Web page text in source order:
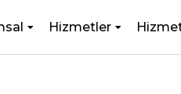
Hizmetler